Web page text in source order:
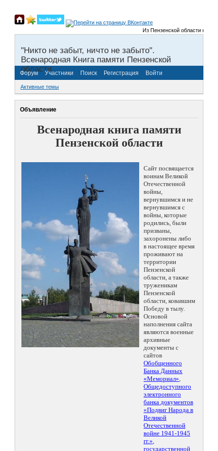
Из Пензенской области на
"Никто не забыт, ничто не забыто".
Всенародная Книга памяти Пензенской
области.
Форум Участники Поиск Регистрация Войти
Активные темы
Объявление
Всенародная книга памяти
Пензенской области
Сайт посвящается
воинам Великой
Отечественной
войны,
вернувшимся и не
вернувшимся с
войны, которые
родились, были
призваны,
захоронены либо
в настоящее время
проживают на
территории
Пензенской
области, а также
труженикам
Пензенской
области, ковавшим
Победу в тылу.
Основой
наполнения сайта
являются военные
архивные
документы с
сайтов
Обобщенного
Банка Данных
«Мемориал»,
Общедоступного
электронного
банка документов
«Подвиг Народа в
Великой
Отечественной
войне 1941-1945
гг.»,
государственной